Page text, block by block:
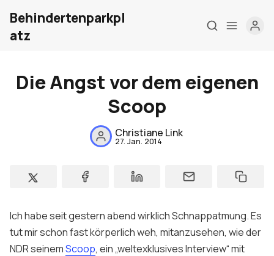
Home
London Barrierefrei
Kontakt
Behindertenparkpl
atz
Die Angst vor dem eigenen
Scoop
Christiane Link
27. Jan. 2014
Ich habe seit gestern abend wirklich Schnappatmung. Es
tut mir schon fast körperlich weh, mitanzusehen, wie der
NDR seinemScoop, ein „weltexklusives Interview“ mit